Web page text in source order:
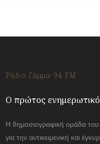
Ράδιο Γάμμα 94 FM
Ο πρώτος
Η δημοσιογραφική ομάδα του
για την αντικειμενική και